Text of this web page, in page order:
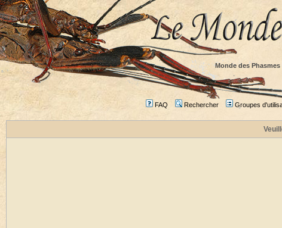
Monde des
FAQ Rechercher Groupes